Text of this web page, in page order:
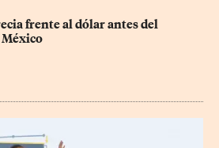
frente al dólar antes del
México